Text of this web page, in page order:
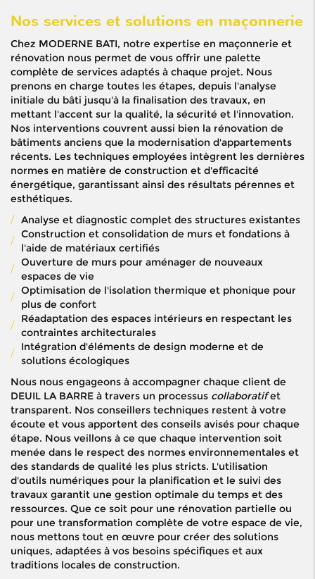
Nos services et solutions en maçonnerie
Chez MODERNE BATI, notre expertise en maçonnerie et
rénovation nous permet de vous offrir une palette
complète de services adaptés à chaque projet. Nous
prenons en charge toutes les étapes, depuis l'analyse
initiale du bâti jusqu'à la finalisation des travaux, en
mettant l'accent sur la qualité, la sécurité et l'innovation.
Nos interventions couvrent aussi bien la rénovation de
bâtiments anciens que la modernisation d'appartements
récents. Les techniques employées intègrent les dernières
normes en matière de construction et d'efficacité
énergétique, garantissant ainsi des résultats pérennes et
esthétiques.
Analyse et diagnostic complet des structures existantes
Construction et consolidation de murs et fondations à
l'aide de matériaux certifiés
Ouverture de murs pour aménager de nouveaux
espaces de vie
Optimisation de l'isolation thermique et phonique pour
plus de confort
Réadaptation des espaces intérieurs en respectant les
contraintes architecturales
Intégration d'éléments de design moderne et de
solutions écologiques
Nous nous engageons à accompagner chaque client de
DEUIL LA BARRE à travers un processus collaboratifet
transparent. Nos conseillers techniques restent à votre
écoute et vous apportent des conseils avisés pour chaque
étape. Nous veillons à ce que chaque intervention soit
menée dans le respect des normes environnementales et
des standards de qualité les plus stricts. L'utilisation
d'outils numériques pour la planification et le suivi des
travaux garantit une gestion optimale du temps et des
ressources. Que ce soit pour une rénovation partielle ou
pour une transformation complète de votre espace de vie,
nous mettons tout en œuvre pour créer des solutions
uniques, adaptées à vos besoins spécifiques et aux
traditions locales de construction.